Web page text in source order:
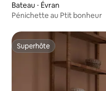
Bateau ⋅ Évran
Pénichette au Ptit bonheur
Superhôte
Superhôte